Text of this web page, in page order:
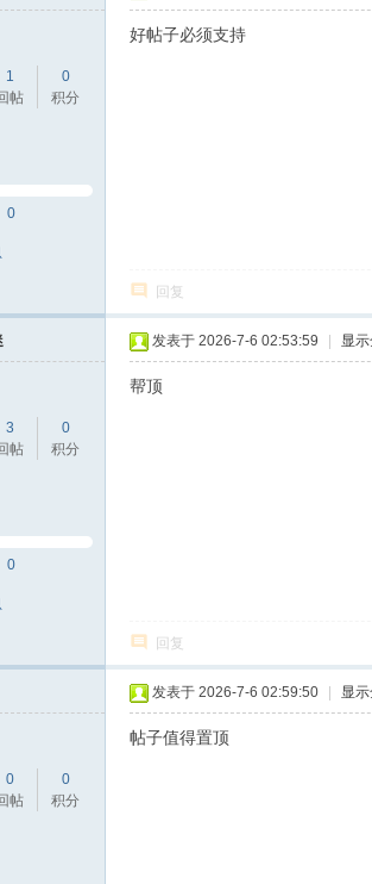
1
帖
0
积分
0
好帖子必须支持
回复
3
帖
0
积分
0
发表于 2026-7-6 02:53:59 显
帮顶
回复
0
帖
0
积分
发表于 2026-7-6 02:59:50 显
帖子值得置顶